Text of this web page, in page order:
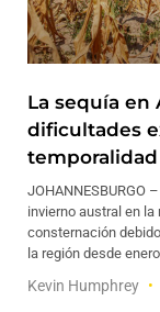
La sequía en
dificultades
temporalidad
JOHANNESBURGO
invierno austral en
consternación
la región desde
Kevin Humphrey